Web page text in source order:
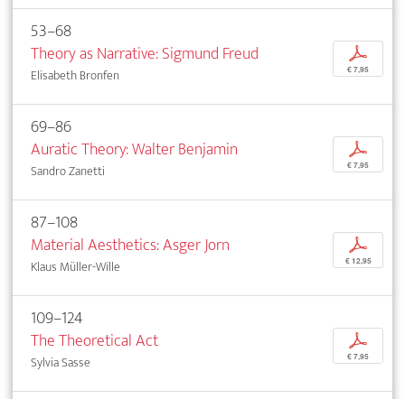
53–68
Theory as Narrative: Sigmund Freud
Elisabeth Bronfen
p
€ 7,95
69–86
Auratic Theory: Walter Benjamin
Sandro Zanetti
p
€ 7,95
87–108
Material Aesthetics: Asger Jorn
Klaus Müller-Wille
p
€ 12,95
109–124
The Theoretical Act
Sylvia Sasse
p
€ 7,95